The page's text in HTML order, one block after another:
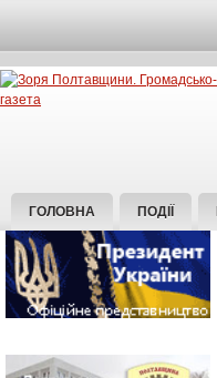
ГОЛОВНА ПОДІЇ